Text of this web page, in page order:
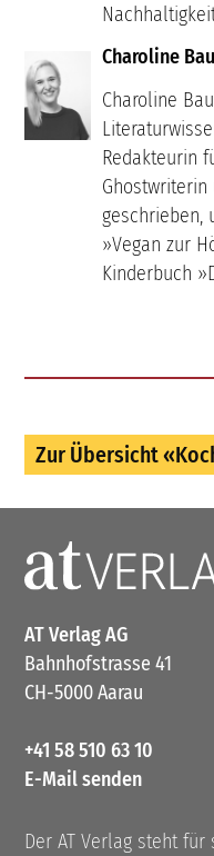
Charoline
Charoline
Redakteurin
geschrieben,
»Vegan zur
Kinderbuch
Zur Übersicht
AT Verlag AG
Bahnhofstrasse 41
CH-5000 Aarau
+41 58 510 63 10
E-Mail senden
Der AT Verlag steht